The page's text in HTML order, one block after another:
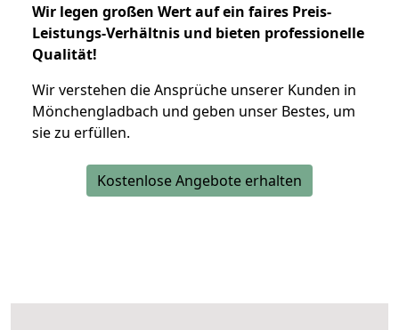
Wir legen großen Wert auf ein faires Preis-
Leistungs-Verhältnis und bieten professionelle
Qualität!
Wir verstehen die Ansprüche unserer Kunden in
Mönchengladbach und geben unser Bestes, um
sie zu erfüllen.
Kostenlose Angebote erhalten